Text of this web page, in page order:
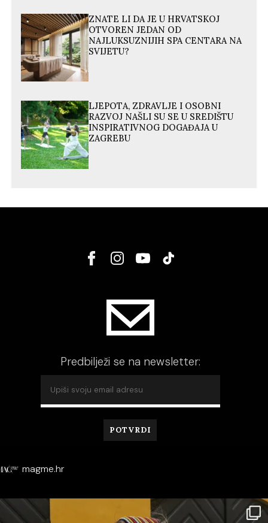
ZNATE LI DA JE U HRVATSKOJ
OTVOREN JEDAN OD
NAJLUKSUZNIJIH SPA CENTARA NA
SVIJETU?
LJEPOTA, ZDRAVLJE I OSOBNI
RAZVOJ NAŠLI SU SE U SREDIŠTU
INSPIRATIVNOG DOGAĐAJA U
ZAGREBU
Predbilježi se na newsletter:
magme.hr